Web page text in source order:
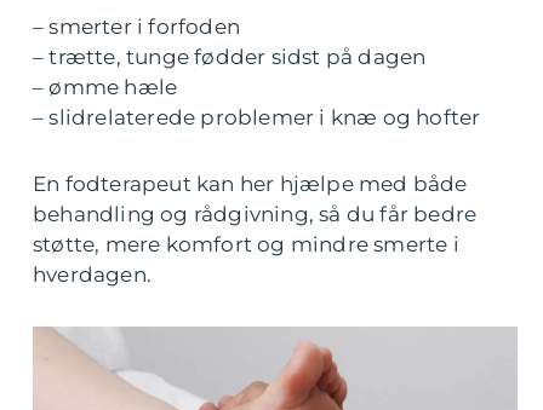
– smerter i forfoden
– trætte, tunge fødder sidst på dagen
– ømme hæle
– slidrelaterede problemer i knæ og hofter
En fodterapeut kan her hjælpe med både
behandling og rådgivning, så du får bedre
støtte, mere komfort og mindre smerte i
hverdagen.